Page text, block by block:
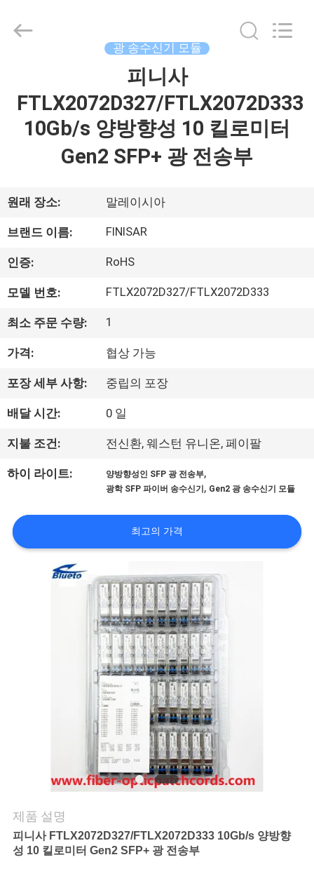
우
리
에
대
하
여
공
장
여
행
품
질
뉴
스
2026
Dongguan
Rights
Reserved.
광 송수신기 모듈
피니사
FTLX2072D327/FTLX2072D333
10Gb/s 양방향성 10 킬로미터
Gen2 SFP+ 광 전송부
원래 장소: 말레이시아
브랜드 이름: FINISAR
인증: RoHS
모델 번호: FTLX2072D327/FTLX2072D333
최소 주문 수량: 1
가격: 협상 가능
포장 세부 사항: 중립의 포장
배달 시간: 0 일
지불 조건: 전신환, 웨스턴 유니온, 페이팔
하이 라이트: 양방향성인 SFP 광 전송부,
광학 SFP 파이버 송수신기 , Gen2 광 송수신기 모듈
최고의 가격
제품 설명
피니사 FTLX2072D327/FTLX2072D333 10Gb/s 양방향
성 10 킬로미터 Gen2 SFP+ 광 전송부